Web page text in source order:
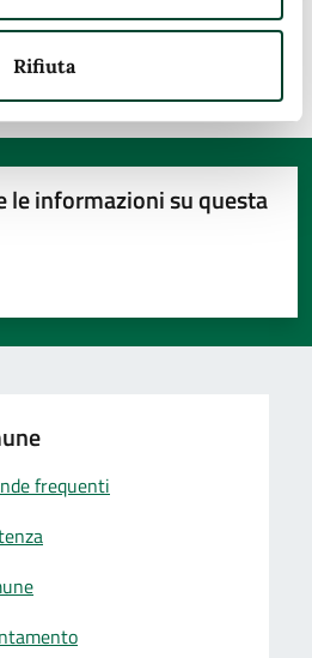
Rifiuta
le informazioni su questa
su 5
su 5
5
frequenti